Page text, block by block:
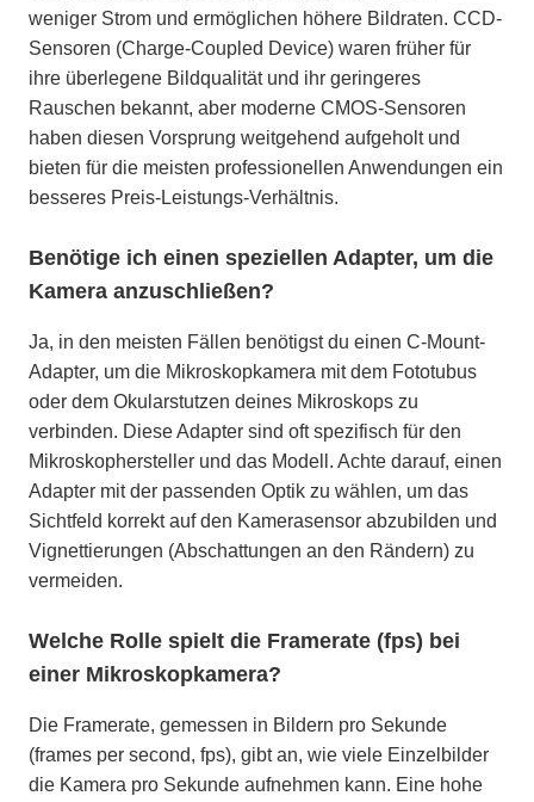
weniger Strom und ermöglichen höhere Bildraten. CCD-
Sensoren (Charge-Coupled Device) waren früher für
ihre überlegene Bildqualität und ihr geringeres
Rauschen bekannt, aber moderne CMOS-Sensoren
haben diesen Vorsprung weitgehend aufgeholt und
bieten für die meisten professionellen Anwendungen ein
besseres Preis-Leistungs-Verhältnis.
Benötige ich einen speziellen Adapter, um die
Kamera anzuschließen?
Ja, in den meisten Fällen benötigst du einen C-Mount-
Adapter, um die Mikroskopkamera mit dem Fototubus
oder dem Okularstutzen deines Mikroskops zu
verbinden. Diese Adapter sind oft spezifisch für den
Mikroskophersteller und das Modell. Achte darauf, einen
Adapter mit der passenden Optik zu wählen, um das
Sichtfeld korrekt auf den Kamerasensor abzubilden und
Vignettierungen (Abschattungen an den Rändern) zu
vermeiden.
Welche Rolle spielt die Framerate (fps) bei
einer Mikroskopkamera?
Die Framerate, gemessen in Bildern pro Sekunde
(frames per second, fps), gibt an, wie viele Einzelbilder
die Kamera pro Sekunde aufnehmen kann. Eine hohe